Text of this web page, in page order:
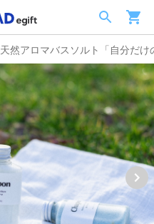
天然アロマバスソルト「自分だ